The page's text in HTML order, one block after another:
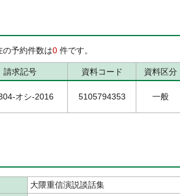
の予約件数は0 件です。
請求記号 資料コード 資料区分
オシ-2016 5105794353 一般
大隈重信演説談話集